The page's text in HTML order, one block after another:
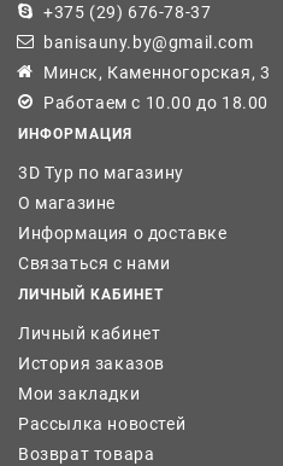
+375 (29) 676-78-37
banisauny.by@gmail.com
Минск, Каменногорская, 3
Работаем с 10.00 до 18.00
ИНФОРМАЦИЯ
3D Тур по магазину
О магазине
Информация о доставке
Связаться с нами
ЛИЧНЫЙ КАБИНЕТ
Личный кабинет
История заказов
Мои закладки
Рассылка новостей
Возврат товара